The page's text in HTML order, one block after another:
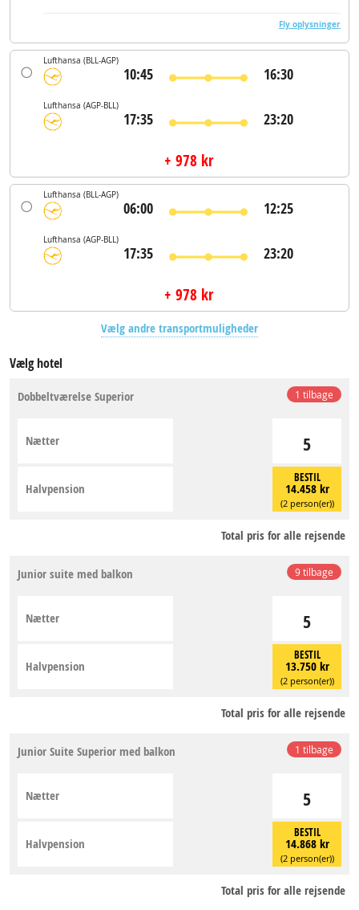
Fly oplysninger
Lufthansa (BLL-AGP)
10:45 16:30
Lufthansa (AGP-BLL)
17:35 23:20
+ 978 kr
Lufthansa (BLL-AGP)
06:00 12:25
Lufthansa (AGP-BLL)
17:35 23:20
+ 978 kr
Vælg andre transportmuligheder
Vælg hotel
1 tilbage
Dobbeltværelse Superior
5
Nætter
BESTIL
14.458 kr
(2 person(er))
Halvpension
Total pris for alle rejsende
9 tilbage
Junior suite med balkon
5
Nætter
BESTIL
13.750 kr
(2 person(er))
Halvpension
Total pris for alle rejsende
1 tilbage
Junior Suite Superior med balkon
5
Nætter
BESTIL
14.868 kr
(2 person(er))
Halvpension
Total pris for alle rejsende